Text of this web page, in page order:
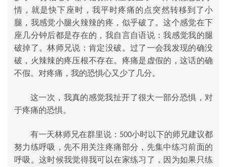
情，就是快下座时，我平时疼痛的点突然转移到了小
腿，我感觉小腿火辣辣的疼，似乎破了。这个感觉在下
座几分钟后都是存在的，我自言自语说：我感觉我的腿
破掉了。林师兄说：肯定没破。过了一会我发现的确没
破，火辣辣的疼压根不存在。疼痛是虚假的，这话的确
不假。对疼痛，我的恐惧心又少了几分。
这一次，我真的感觉我扯开了很大一部分恐惧，对
于疼痛的恐惧。
有一天林师兄在群里说： 500小时以下的师兄建议都
努力练呼吸，先不用关注疼痛部分，先集中练习前面的
呼吸。这时候我觉得我可以在家练习了，因为如果只练